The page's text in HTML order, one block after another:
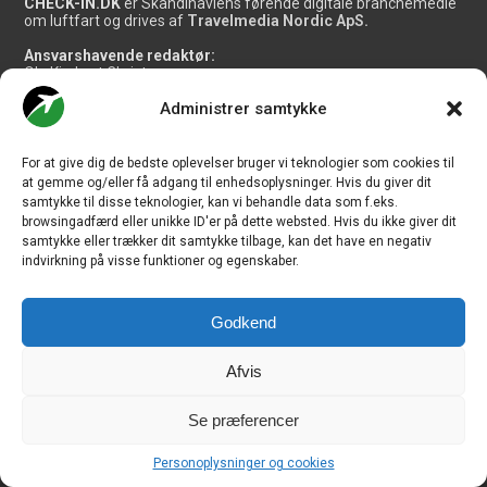
Administrer samtykke
For at give dig de bedste oplevelser bruger vi teknologier som cookies til
at gemme og/eller få adgang til enhedsoplysninger. Hvis du giver dit
samtykke til disse teknologier, kan vi behandle data som f.eks.
browsingadfærd eller unikke ID'er på dette websted. Hvis du ikke giver dit
samtykke eller trækker dit samtykke tilbage, kan det have en negativ
indvirkning på visse funktioner og egenskaber.
Godkend
Afvis
Se præferencer
Personoplysninger og cookies
CHECK-IN.DK er Skandinaviens førende digitale branchemedie
om luftfart og drives af Travelmedia Nordic ApS.
Ansvarshavende redaktør:
Ole Kirchert Christensen
Redaktionen:
Christian Granhøj Skouboe
Danny Longhi Andreasen
Mathias Majlund Laursen
Salg og jobannoncer:
salg@travelmedianordic.com
JHV Media Consult.